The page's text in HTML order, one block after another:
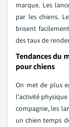
marque. Les
par les chiens.
brisent
des taux de
Tendances du
pour chiens
On met de plus
l'activité
compagnie, les
un chien temps